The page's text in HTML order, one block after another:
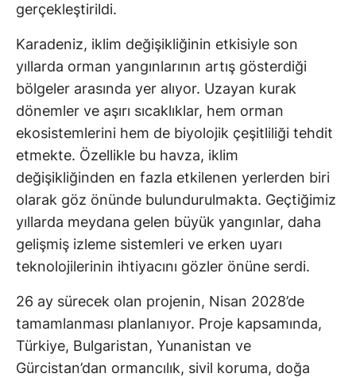
gerçekleştirildi.
Karadeniz, iklim değişikliğinin etkisiyle son
yıllarda orman yangınlarının artış gösterdiği
bölgeler arasında yer alıyor. Uzayan kurak
dönemler ve aşırı sıcaklıklar, hem orman
ekosistemlerini hem de biyolojik çeşitliliği tehdit
etmekte. Özellikle bu havza, iklim
değişikliğinden en fazla etkilenen yerlerden biri
olarak göz önünde bulundurulmakta. Geçtiğimiz
yıllarda meydana gelen büyük yangınlar, daha
gelişmiş izleme sistemleri ve erken uyarı
teknolojilerinin ihtiyacını gözler önüne serdi.
26 ay sürecek olan projenin, Nisan 2028’de
tamamlanması planlanıyor. Proje kapsamında,
Türkiye, Bulgaristan, Yunanistan ve
Gürcistan’dan ormancılık, sivil koruma, doğa